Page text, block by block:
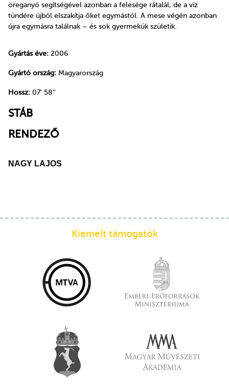
öreganyó segítségével azonban a felesége rátalál, de a víz
tündére újból elszakítja őket egymástól. A mese végén azonban
újra egymásra találnak – és sok gyermekük születik.
Gyártás éve: 2006
Gyártó ország: Magyarország
Hossz: 07' 58''
STÁB
RENDEZŐ
NAGY LAJOS
Kiemelt támogatók